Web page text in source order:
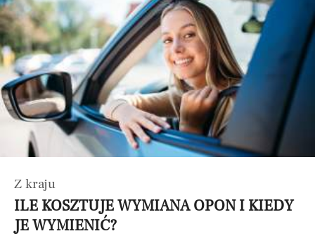
Z kraju
ILE KOSZTUJE WYMIANA OPON I KIEDY
JE WYMIENIĆ?